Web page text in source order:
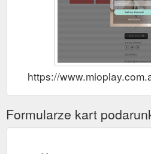
https://
Formularze kart